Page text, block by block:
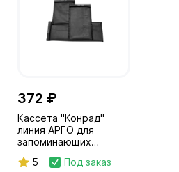
372 ₽
Кассета "Конрад"
линия АРГО для
запоминающих
5 Под заказ